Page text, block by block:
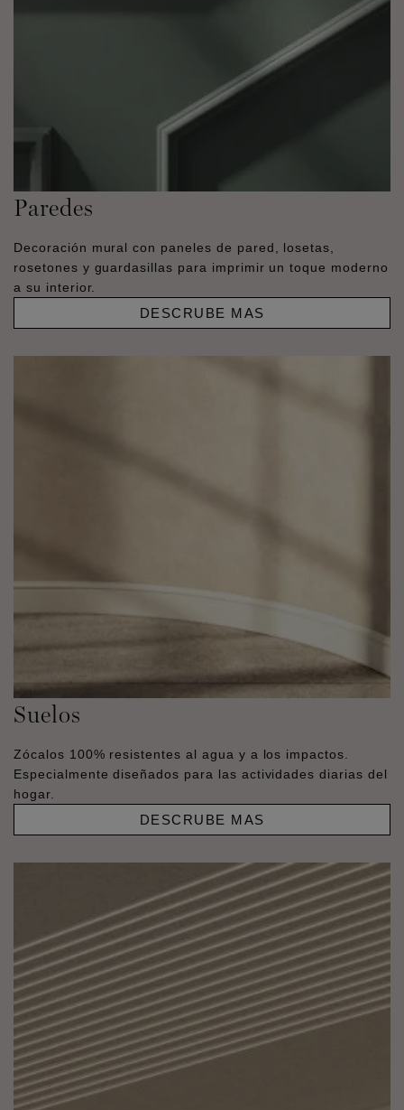
Paredes
Decoración mural con paneles de pared, losetas,
rosetones y guardasillas para imprimir un toque moderno
a su interior.
DESCRUBE MAS
Suelos
Zócalos 100% resistentes al agua y a los impactos.
Especialmente diseñados para las actividades diarias del
hogar.
DESCRUBE MAS